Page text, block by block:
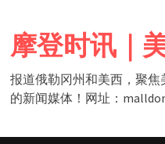
content
摩登时讯｜
报道俄勒冈州和美西，聚
的新闻媒体！网址：